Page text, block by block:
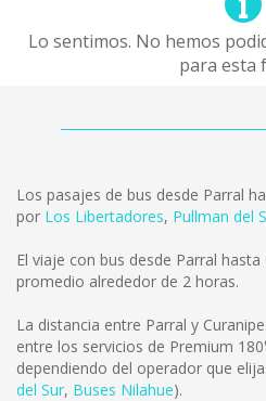
Lo sentimos. No hemos
para esta
Los pasajes de bus desde Parral
por Los Libertadores, Pullman del
El viaje con bus desde Parral
promedio alrededor de 2 horas.
La distancia entre Parral y
entre los servicios de Premium
dependiendo del operador que
del Sur, Buses Nilahue).